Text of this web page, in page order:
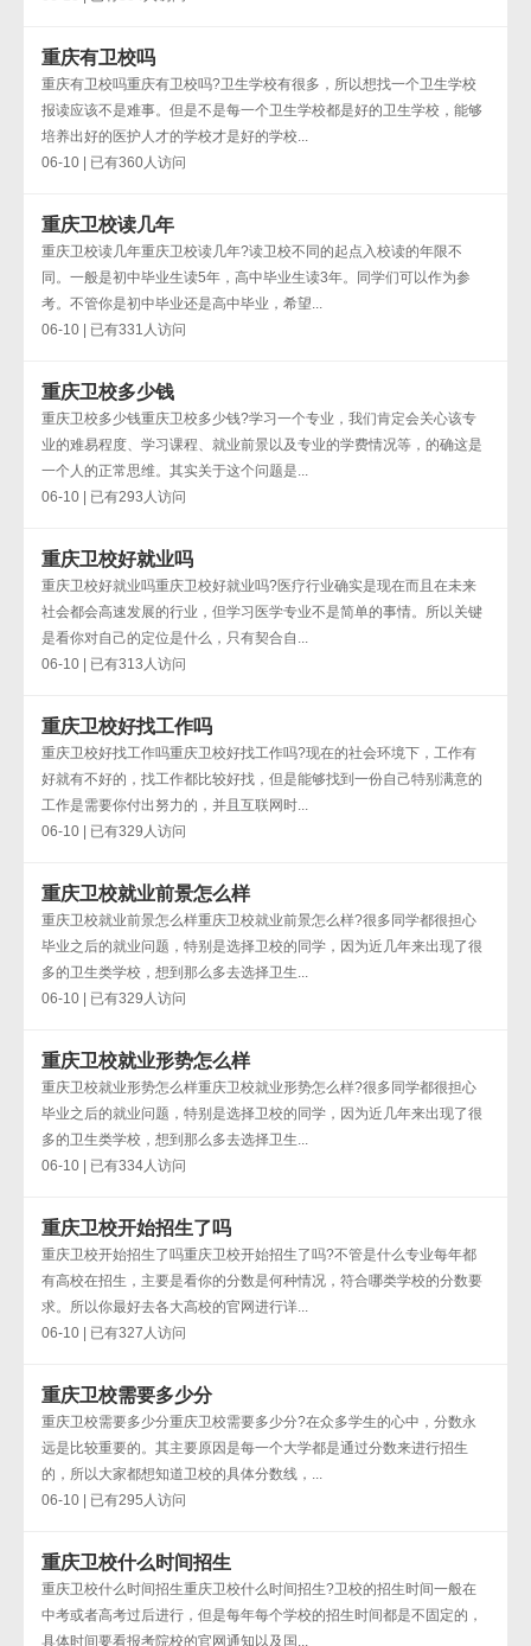
重庆有卫校吗
重庆有卫校吗重庆有卫校吗?卫生学校有很多，所以想找一个卫生学校
报读应该不是难事。但是不是每一个卫生学校都是好的卫生学校，能够
培养出好的医护人才的学校才是好的学校...
06-10 | 已有360人访问
重庆卫校读几年
重庆卫校读几年重庆卫校读几年?读卫校不同的起点入校读的年限不
同。一般是初中毕业生读5年，高中毕业生读3年。同学们可以作为参
考。不管你是初中毕业还是高中毕业，希望...
06-10 | 已有331人访问
重庆卫校多少钱
重庆卫校多少钱重庆卫校多少钱?学习一个专业，我们肯定会关心该专
业的难易程度、学习课程、就业前景以及专业的学费情况等，的确这是
一个人的正常思维。其实关于这个问题是...
06-10 | 已有293人访问
重庆卫校好就业吗
重庆卫校好就业吗重庆卫校好就业吗?医疗行业确实是现在而且在未来
社会都会高速发展的行业，但学习医学专业不是简单的事情。所以关键
是看你对自己的定位是什么，只有契合自...
06-10 | 已有313人访问
重庆卫校好找工作吗
重庆卫校好找工作吗重庆卫校好找工作吗?现在的社会环境下，工作有
好就有不好的，找工作都比较好找，但是能够找到一份自己特别满意的
工作是需要你付出努力的，并且互联网时...
06-10 | 已有329人访问
重庆卫校就业前景怎么样
重庆卫校就业前景怎么样重庆卫校就业前景怎么样?很多同学都很担心
毕业之后的就业问题，特别是选择卫校的同学，因为近几年来出现了很
多的卫生类学校，想到那么多去选择卫生...
06-10 | 已有329人访问
重庆卫校就业形势怎么样
重庆卫校就业形势怎么样重庆卫校就业形势怎么样?很多同学都很担心
毕业之后的就业问题，特别是选择卫校的同学，因为近几年来出现了很
多的卫生类学校，想到那么多去选择卫生...
06-10 | 已有334人访问
重庆卫校开始招生了吗
重庆卫校开始招生了吗重庆卫校开始招生了吗?不管是什么专业每年都
有高校在招生，主要是看你的分数是何种情况，符合哪类学校的分数要
求。所以你最好去各大高校的官网进行详...
06-10 | 已有327人访问
重庆卫校需要多少分
重庆卫校需要多少分重庆卫校需要多少分?在众多学生的心中，分数永
远是比较重要的。其主要原因是每一个大学都是通过分数来进行招生
的，所以大家都想知道卫校的具体分数线，...
06-10 | 已有295人访问
重庆卫校什么时间招生
重庆卫校什么时间招生重庆卫校什么时间招生?卫校的招生时间一般在
中考或者高考过后进行，但是每年每个学校的招生时间都是不固定的，
具体时间要看报考院校的官网通知以及国...